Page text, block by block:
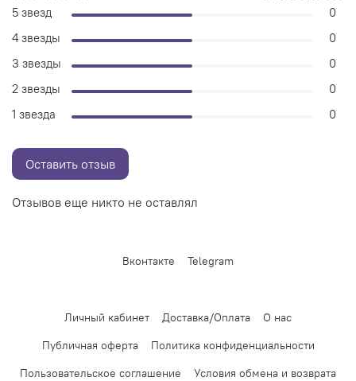
Отзывов еще никто не оставлял
5 звезд
0
4 звезды
0
3 звезды
0
2 звезды
0
1 звезда
0
Оставить отзыв
Вконтакте Telegram
Личный кабинет Доставка/Оплата
О нас
Публичная оферта
Политика конфиденциальности
Пользовательское соглашение
Условия обмена и возврата